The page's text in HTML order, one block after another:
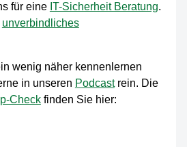
für eine IT-Sicherheit Beratung.
unverbindliches
wenig näher kennenlernen
in unseren Podcastrein. Die
Checkfinden Sie hier: